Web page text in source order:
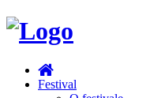
Festival